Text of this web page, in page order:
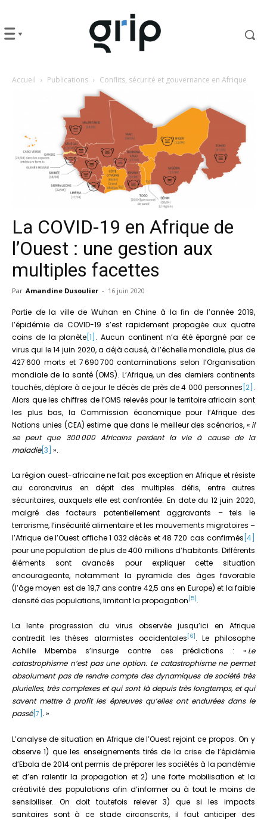
Accueil Publications Conflits, sécurité et gouvernance en Afrique
La COVID-19 en Afrique de
l’Ouest : une gestion aux
multiples facettes
Par Amandine Dusoulier - 16 juin 2020
Partie de la ville de Wuhan en Chine à la fin de l’année 2019,
l’épidémie de COVID-19 s’est rapidement propagée aux quatre
coins de la planète [1] . Aucun continent n’a été épargné par ce
virus qui le 14 juin 2020, a déjà causé, à l’échelle mondiale, plus de
427 600 morts et 7 690 700 contaminations selon l’Organisation
mondiale de la santé (OMS). L’Afrique, un des derniers continents
touchés, déplore à ce jour le décès de près de 4 000 personnes [2] .
Alors que les chiffres de l’OMS relevés pour le territoire africain sont
les plus bas, la Commission économique pour l’Afrique des
Nations unies (CEA) estime que dans le meilleur des scénarios, « il
se peut que 300 000 Africains perdent la vie à cause de la
maladie[3] ».
La région ouest-africaine ne fait pas exception en Afrique et résiste
au coronavirus en dépit des multiples défis, entre autres
sécuritaires, auxquels elle est confrontée. En date du 12 juin 2020,
malgré des facteurs potentiellement aggravants – tels le
terrorisme, l’insécurité alimentaire et les mouvements migratoires –
l’Afrique de l’Ouest affiche 1 032 décès et 48 720 cas confirmés [4]
pour une population de plus de 400 millions d’habitants. Différents
éléments sont avancés pour expliquer cette situation
encourageante, notamment la pyramide des âges favorable
(l’âge moyen est de 19,7 ans contre 42,5 ans en Europe) et la faible
densité des populations, limitant la propagation [5] .
La lente progression du virus observée jusqu’ici en Afrique
contredit les thèses alarmistes occidentales [6] . Le philosophe
Achille Mbembe s’insurge contre ces prédictions : « Le
catastrophisme n’est pas une option. Le catastrophisme ne permet
absolument pas de rendre compte des dynamiques de société très
plurielles, très complexes et qui sont là depuis très longtemps, et qui
savent mettre à profit les épreuves qu’elles ont endurées dans le
passé[ 7 .»
L’analyse de situation en Afrique de l’Ouest rejoint ce propos. On y
observe 1) que les enseignements tirés de la crise de l’épidémie
d’Ebola de 2014 ont permis de préparer les sociétés à la pandémie
et d’en ralentir la propagation et 2) une forte mobilisation et la
créativité des populations afin d’informer ou à tout le moins de
sensibiliser. On doit toutefois relever 3) que si les impacts
sanitaires sont à ce stade circonscrits, il faut anticiper des